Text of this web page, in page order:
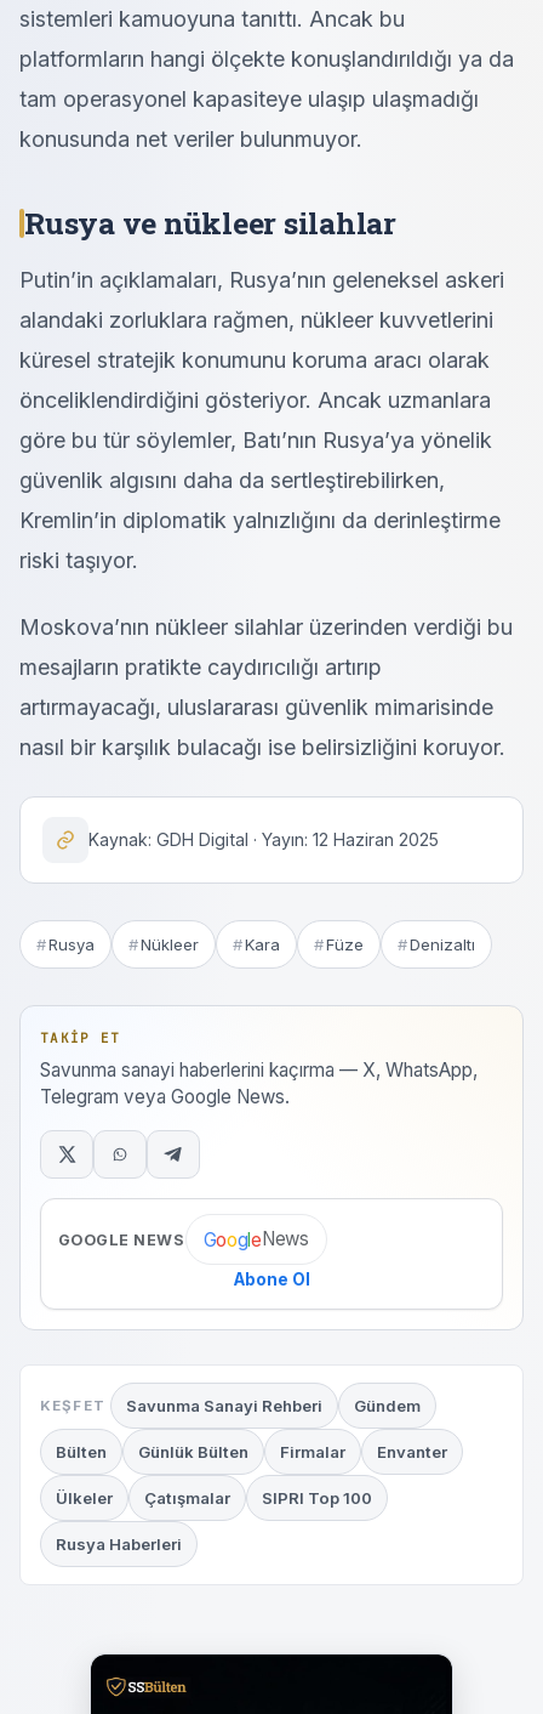
sistemleri kamuoyuna tanıttı. Ancak bu
platformların hangi ölçekte konuşlandırıldığı ya da
tam operasyonel kapasiteye ulaşıp ulaşmadığı
konusunda net veriler bulunmuyor.
Rusya ve nükleer silahlar
Putin’in açıklamaları, Rusya’nın geleneksel askeri
alandaki zorluklara rağmen, nükleer kuvvetlerini
küresel stratejik konumunu koruma aracı olarak
önceliklendirdiğini gösteriyor. Ancak uzmanlara
göre bu tür söylemler, Batı’nın Rusya’ya yönelik
güvenlik algısını daha da sertleştirebilirken,
Kremlin’in diplomatik yalnızlığını da derinleştirme
riski taşıyor.
Moskova’nın nükleer silahlar üzerinden verdiği bu
mesajların pratikte caydırıcılığı artırıp
artırmayacağı, uluslararası güvenlik mimarisinde
nasıl bir karşılık bulacağı ise belirsizliğini koruyor.
Kaynak: GDH Digital · Yayın: 12 Haziran 2025
Rusya Nükleer Kara Füze Denizaltı
TAKIP ET
Savunma sanayi haberlerini kaçırma — X, WhatsApp,
Telegram veya Google News.
GOOGLE NEWS GoogleNews
Abone Ol
KEŞFET Savunma Sanayi Rehberi Gündem
Bülten Günlük Bülten Firmalar Envanter
Ülkeler Çatışmalar SIPRI Top 100
Rusya Haberleri